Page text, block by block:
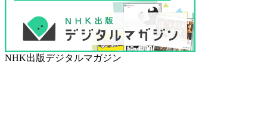
NHK出版デジタルマガジン